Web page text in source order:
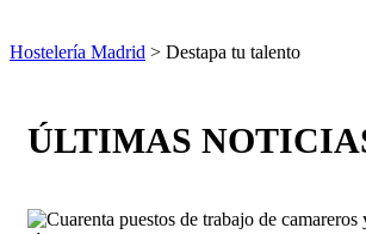
Hostelería Madrid > Destapa tu talento
ÚLTIMAS